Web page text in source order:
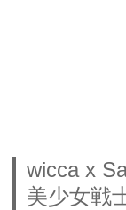
wicca x
美少女戦